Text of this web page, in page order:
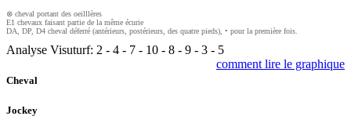
⊗ cheval portant des oeilllères
E1 chevaux faisant partie de la même écurie
DA, DP, D4 cheval déferré (antérieurs, postérieurs, des quatre pieds), • pour la première fois.
Analyse Visuturf: 2 - 4 - 7 - 10 - 8 - 9 - 3 - 5
comment lire le graphique
Cheval
Jockey